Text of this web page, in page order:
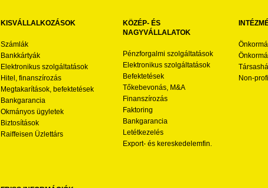
KISVÁLLALKOZÁSOK
Számlák
Bankkártyák
Elektronikus szolgáltatások
Hitel, finanszírozás
Megtakarítások, befektetések
Bankgarancia
Okmányos ügyletek
Biztosítások
Raiffeisen Üzlettárs
KÖZÉP- ÉS
NAGYVÁLLALATOK
Pénzforgalmi szolgáltatások
Elektronikus szolgáltatások
Befektetések
Tőkebevonás, M&A
Finanszírozás
Faktoring
Bankgarancia
Letétkezelés
Export- és kereskedelemfin.
Non-